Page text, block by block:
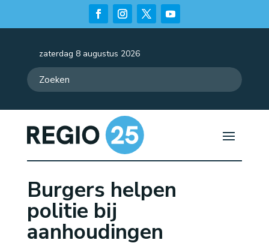
zaterdag 8 augustus 2026
Burgers helpen
politie bij
aanhoudingen